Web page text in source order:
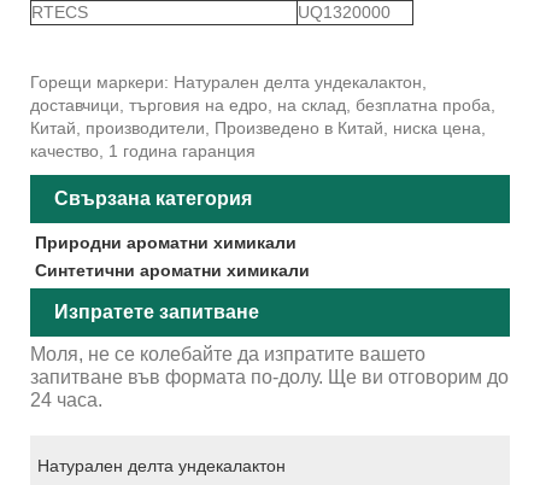
RTECS
UQ1320000
Горещи маркери: Натурален делта ундекалактон,
доставчици, търговия на едро, на склад, безплатна проба,
Китай, производители, Произведено в Китай, ниска цена,
качество, 1 година гаранция
Свързана категория
Природни ароматни химикали
Синтетични ароматни химикали
Изпратете запитване
Моля, не се колебайте да изпратите вашето
запитване във формата по-долу. Ще ви отговорим до
24 часа.